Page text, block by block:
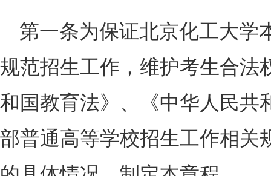
第一条为保证北京化工大学
规范招生工作，维护考生合法
和国教育法》、《中华人民共
部普通高等学校招生工作相关